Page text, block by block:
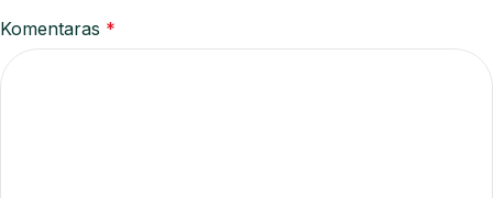
Komentaras *